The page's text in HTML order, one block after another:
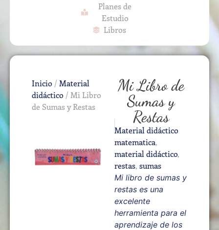
Planes de
Estudio
Libros
Inicio / Material
didáctico / Mi Libro
de Sumas y Restas
Mi Libro de
Sumas y
Restas
Material didáctico
matematica,
material didáctico,
restas, sumas
Mi libro de sumas y
restas es una
excelente
herramienta para el
aprendizaje de los